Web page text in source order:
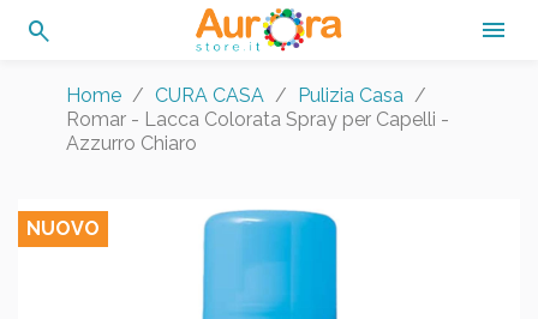
search 
Home CURA CASA
Pulizia Casa
Romar - Lacca Colorata Spray per Capelli -
Azzurro Chiaro
NUOVO